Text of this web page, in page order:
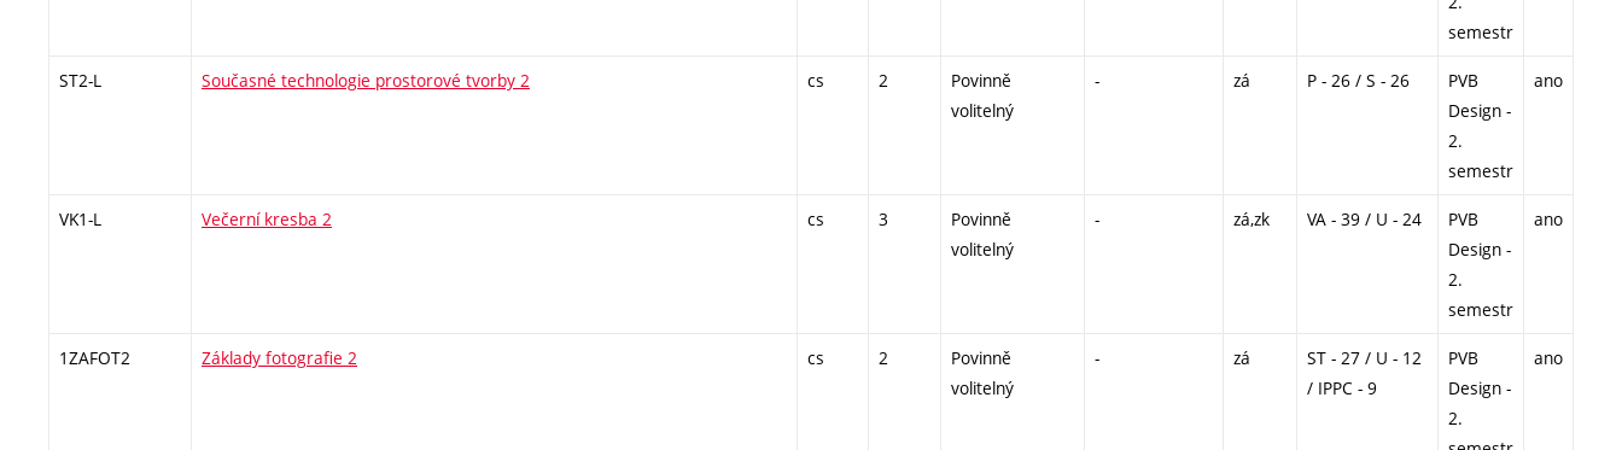
semestr
ST2-L Současné technologie prostorové tvorby 2 cs 2
Povinně
volitelný
- zá P - 26 / S - 26
PVB
Design -
2.
semestr
ano
VK1-L Večerní kresba 2 cs 3
Povinně
volitelný
- zá,zk VA - 39 / U - 24
PVB
Design -
2.
semestr
ano
1ZAFOT2 Základy fotografie 2 cs 2
Povinně
volitelný
- zá
ST - 27 / U - 12
/ IPPC - 9
PVB
Design -
2.
ano